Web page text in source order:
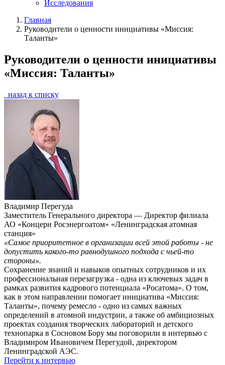
Исследования
Главная
Руководители о ценности инициативы «Миссия:
Таланты»
Руководители о ценности инициативы
«Миссия: Таланты»
назад к списку
Владимир Перегуда
Заместитель Генерального директора — Директор филиала
АО «Концерн Росэнергоатом» «Ленинградская атомная
станция»
«Самое приоритетное в организации всей этой работы - не
допустить какого-то равнодушного подхода с чьей-то
стороны».
Сохранение знаний и навыков опытных сотрудников и их
профессиональная перезагрузка - одна из ключевых задач в
рамках развития кадрового потенциала «Росатома». О том,
как в этом направлении помогает инициатива «Миссия:
Таланты», почему ремесло - одно из самых важных
определений в атомной индустрии, а также об амбициозных
проектах создания творческих лабораторий и детского
технопарка в Сосновом Бору мы поговорили в интервью с
Владимиром Ивановичем Перегудой, директором
Ленинградской АЭС.
Перейти к интервью